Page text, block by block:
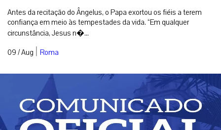
Antes da recitação do Ângelus, o Papa exortou os fiéis a terem
confiança em meio às tempestades da vida. “Em qualquer
circunstância, Jesus n�...
09 / Aug | Roma